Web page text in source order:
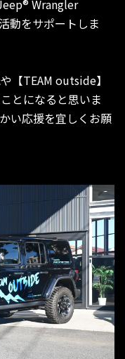
Wrangler
動をサポートしま
【TEAM outside】
とになると思いま
い応援を宜しくお願